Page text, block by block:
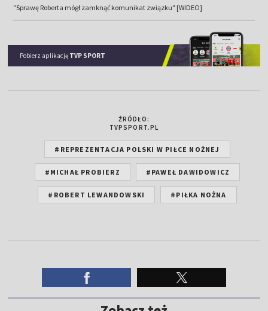
"Sprawę Roberta mógł zamknąć komunikat związku" [WIDEO]
Pobierz aplikację TVP SPORT
ŹRÓDŁO:
TVPSPORT.PL
#REPREZENTACJA POLSKI W PIŁCE NOŻNEJ
#MICHAŁ PROBIERZ #PAWEŁ DAWIDOWICZ
#ROBERT LEWANDOWSKI #PIŁKA NOŻNA